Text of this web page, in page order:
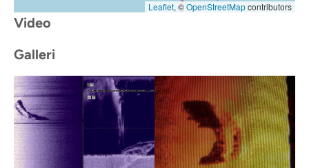
Leaflet, ©OpenStreetMapcontributors
Video
Galleri